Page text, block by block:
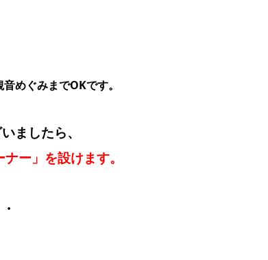
めぐみまでOKです。
ましたら、
ー」を設けます。